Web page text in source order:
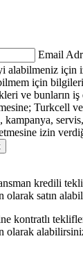
Email
alabilmeniz için
için
ve bunların iş
Turkcell
izin
kredili
olarak satın
kontratlı
olarak